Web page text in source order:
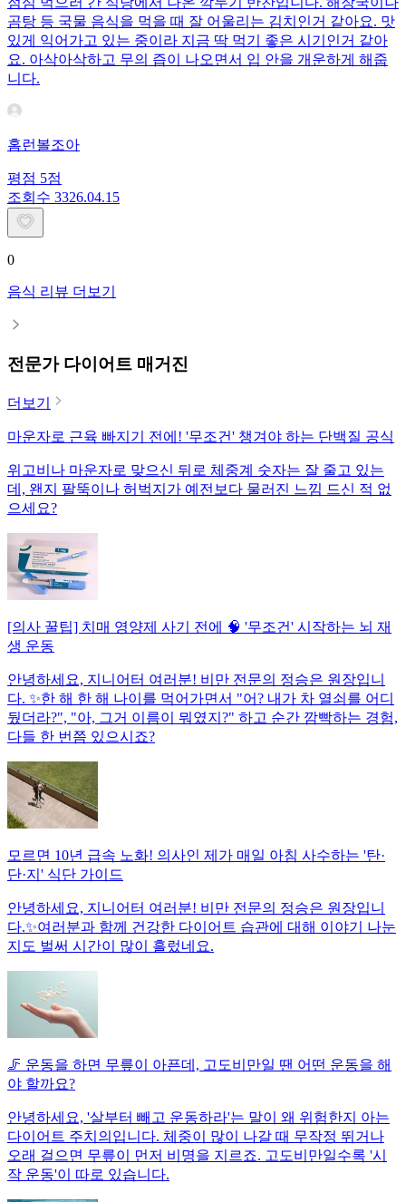
곰탕 등 국물 음식을 먹을 때 잘 어울리는 김치인거 같아요. 맛
있게 익어가고 있는 중이라 지금 딱 먹기 좋은 시기인거 같아
요. 아삭아삭하고 무의 즙이 나오면서 입 안을 개운하게 해줍
니다.
홈런볼조아
평점 5점
조회수 3326.04.15
0
음식 리뷰 더보기
전문가 다이어트 매거진
더보기
마운자로 근육 빠지기 전에! '무조건' 챙겨야 하는 단백질 공식
위고비나 마운자로 맞으신 뒤로 체중계 숫자는 잘 줄고 있는
데, 왠지 팔뚝이나 허벅지가 예전보다 물러진 느낌 드신 적 없
으세요?
[의사 꿀팁] 치매 영양제 사기 전에 🧠 '무조건' 시작하는 뇌 재
생 운동
안녕하세요, 지니어터 여러분! 비만 전문의 정승은 원장입니
다. ✨한 해 한 해 나이를 먹어가면서 "어? 내가 차 열쇠를 어디
뒀더라?", "아, 그거 이름이 뭐였지?" 하고 순간 깜빡하는 경험,
다들 한 번쯤 있으시죠?
모르면 10년 급속 노화! 의사인 제가 매일 아침 사수하는 '탄·
단·지' 식단 가이드
안녕하세요, 지니어터 여러분! 비만 전문의 정승은 원장입니
다.✨여러분과 함께 건강한 다이어트 습관에 대해 이야기 나눈
지도 벌써 시간이 많이 흘렀네요.
🦵 운동을 하면 무릎이 아픈데, 고도비만일 땐 어떤 운동을 해
야 할까요?
안녕하세요, '살부터 빼고 운동하라'는 말이 왜 위험한지 아는
다이어트 주치의입니다. 체중이 많이 나갈 때 무작정 뛰거나
오래 걸으면 무릎이 먼저 비명을 지르죠. 고도비만일수록 '시
작 운동'이 따로 있습니다.